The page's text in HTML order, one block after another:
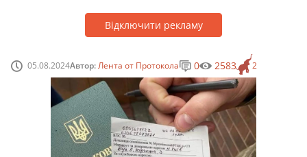
Відключити рекламу
05.08.2024Автор:Лента от Протокола 2
0 2583